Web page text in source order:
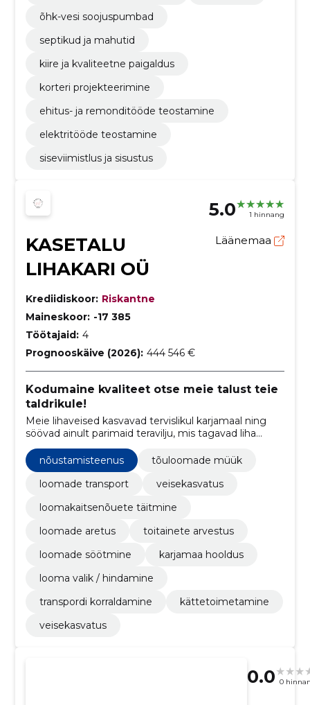
õhk-vesi soojuspumbad
septikud ja mahutid
kiire ja kvaliteetne paigaldus
korteri projekteerimine
ehitus- ja remonditööde teostamine
elektritööde teostamine
siseviimistlus ja sisustus
5.0 1 hinnang
KASETALU
LIHAKARI OÜ
Läänemaa
Krediidiskoor: Riskantne
Maineskoor: -17 385
Töötajaid: 4
Prognooskäive (2026): 444 546 €
Kodumaine kvaliteet otse meie talust teie
taldrikule!
Meie lihaveised kasvavad tervislikul karjamaal ning
söövad ainult parimaid teravilju, mis tagavad liha
nõustamisteenus
tõuloomade müük
loomade transport
veisekasvatus
loomakaitsenõuete täitmine
loomade aretus
toitainete arvestus
loomade söötmine
karjamaa hooldus
looma valik / hindamine
transpordi korraldamine
kättetoimetamine
veisekasvatus
0.0 0